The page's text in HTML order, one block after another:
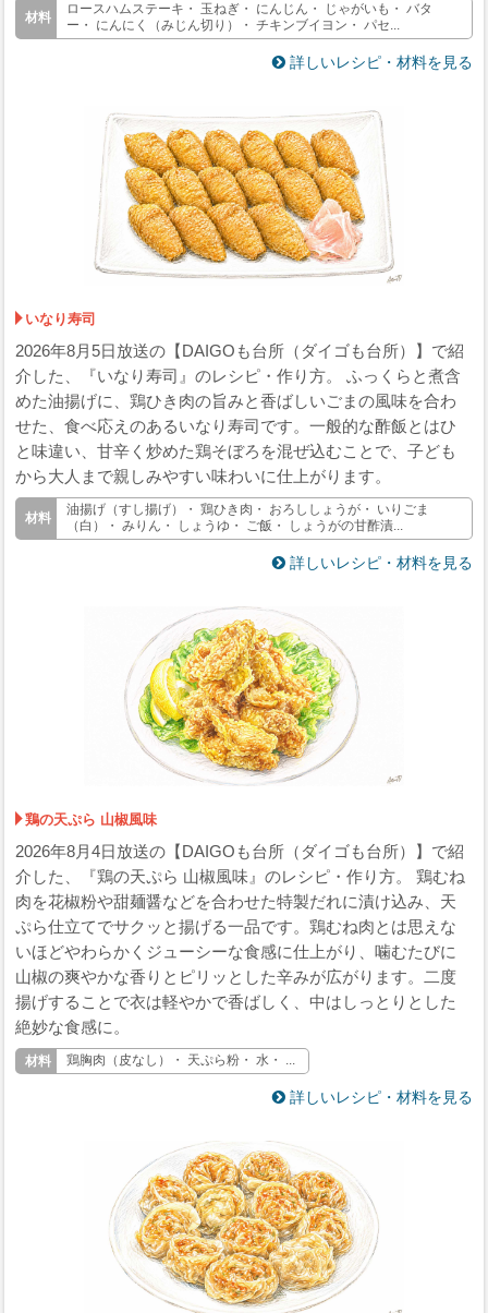
ロースハムステーキ・ 玉ねぎ・ にんじん・ じゃがいも・ バタ
ー・ にんにく（みじん切り）・ チキンブイヨン・ パセ...
詳しいレシピ・材料を見る
いなり寿司
2026年8月5日放送の【DAIGOも台所（ダイゴも台所）】で紹
介した、『いなり寿司』のレシピ・作り方。 ふっくらと煮含
めた油揚げに、鶏ひき肉の旨みと香ばしいごまの風味を合わ
せた、食べ応えのあるいなり寿司です。一般的な酢飯とはひ
と味違い、甘辛く炒めた鶏そぼろを混ぜ込むことで、子ども
から大人まで親しみやすい味わいに仕上がります。
油揚げ（すし揚げ）・ 鶏ひき肉・ おろししょうが・ いりごま
（白）・ みりん・ しょうゆ・ ご飯・ しょうがの甘酢漬...
詳しいレシピ・材料を見る
鶏の天ぷら 山椒風味
2026年8月4日放送の【DAIGOも台所（ダイゴも台所）】で紹
介した、『鶏の天ぷら 山椒風味』のレシピ・作り方。 鶏むね
肉を花椒粉や甜麺醤などを合わせた特製だれに漬け込み、天
ぷら仕立てでサクッと揚げる一品です。鶏むね肉とは思えな
いほどやわらかくジューシーな食感に仕上がり、噛むたびに
山椒の爽やかな香りとピリッとした辛みが広がります。二度
揚げすることで衣は軽やかで香ばしく、中はしっとりとした
絶妙な食感に。
鶏胸肉（皮なし）・ 天ぷら粉・ 水・ ...
詳しいレシピ・材料を見る